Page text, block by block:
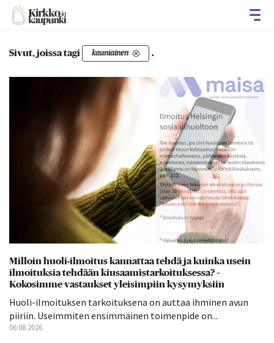
Sivut, joissa tagi kauniainen .
Milloin huoli-ilmoitus kannattaa tehdä ja kuinka usein
ilmoituksia tehdään kiusaamistarkoituksessa? –
Kokosimme vastaukset yleisimpiin kysymyksiin
Huoli-ilmoituksen tarkoituksena on auttaa ihminen avun
piiriin. Useimmiten ensimmäinen toimenpide on...
06.08.2026